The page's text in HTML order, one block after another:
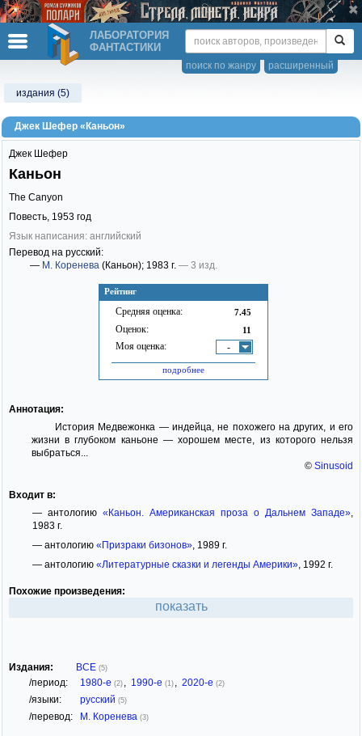
ЛАБОРАТОРИЯ
ФАНТАСТИКИ
расширенный
поиск по жанру
издания (5)
Джек Шефер «Каньон»
Рейтинг
Средняя оценка: 7.45
Оценок: 11
Моя оценка: -
подробнее
Джек Шефер
Каньон
The Canyon
Повесть, 1953 год
Язык написания: английский
Перевод на русский:
— М. Коренева (Каньон); 1983 г. — 3 изд.
Аннотация:
История Медвежонка — индейца, не похожего на других, и его
жизни в глубоком каньоне — хорошем месте, из которого нельзя
выбраться...
© Sinusoid
Входит в:
— антологию «Каньон. Американская проза о Дальнем Западе»
1983 г.
— антологию «Призраки бизонов», 1989 г.
— антологию «Литературные сказки и легенды Америки», 1992 г.
Похожие произведения:
показать
Издания: ВСЕ (5)
/период: 1980-е (2) , 1990-е (1) , 2020-е (2)
/языки: русский (5)
/перевод: М. Коренева (3)